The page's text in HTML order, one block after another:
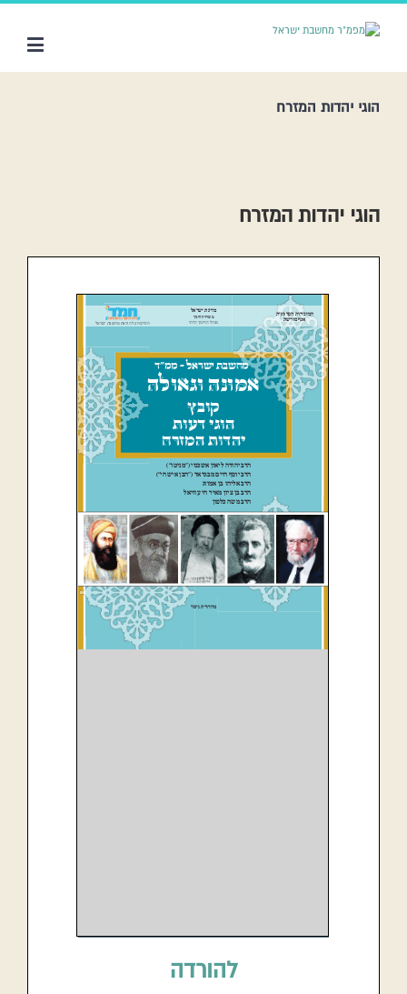
הוגי יהדות המזרח
הוגי יהדות המזרח
להורדה